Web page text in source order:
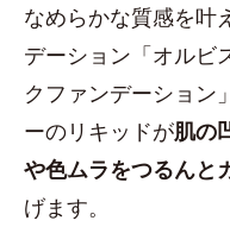
なめらかな質感を叶
デーション「オルビ
クファンデーション
ーのリキッドが肌の
や色ムラをつるんと
げます。